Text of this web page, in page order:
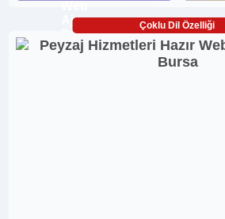
Çoklu Dil Özelliği